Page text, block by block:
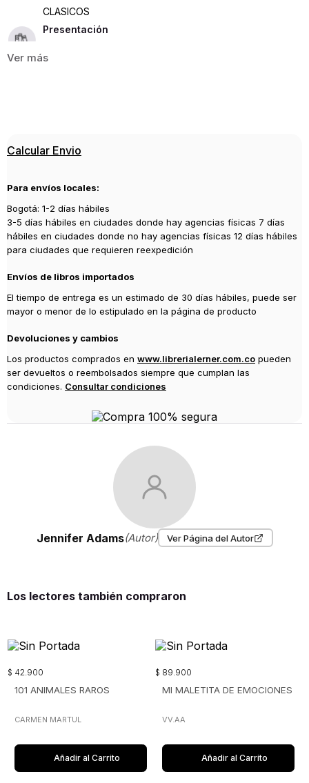
CLASICOS
Presentación
COCO BOOKS, S.L
2016
Calcular Envio
Para envíos locales:
Bogotá: 1-2 días hábiles
3-5 días hábiles en ciudades donde hay agencias físicas 7 días
hábiles en ciudades donde no hay agencias físicas 12 días hábiles
para ciudades que requieren reexpedición
Envíos de libros importados
El tiempo de entrega es un estimado de 30 días hábiles, puede ser
mayor o menor de lo estipulado en la página de producto
Devoluciones y cambios
Los productos comprados en www.librerialerner.com.co pueden
ser devueltos o reembolsados siempre que cumplan las
condiciones. Consultar condiciones
Jennifer Adams(Autor) Ver Página del Autor
Los lectores también compraron
$ 42.900
101 ANIMALES RAROS
CARMEN MARTUL
Añadir al Carrito
$ 89.900
MI MALETITA DE EMOCIONES
VV.AA
Añadir al Carrito